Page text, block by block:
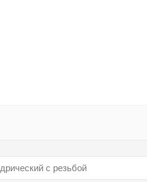
с резьбой